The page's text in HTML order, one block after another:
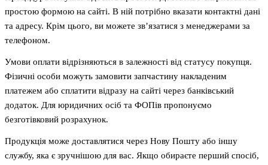
простою формою на сайті. В ній потрібно вказати контактні дані
та адресу. Крім цього, ви можете зв’язатися з менеджерами за
телефоном.
Умови оплати відрізняються в залежності від статусу покупця.
Фізичні особи можуть замовити запчастину накладеним
платежем або сплатити відразу на сайті через банківський
додаток. Для юридичних осіб та ФОПів пропонуємо
безготівковий розрахунок.
Продукція може доставлятися через Нову Пошту або іншу
службу, яка є зручнішою для вас. Якщо обираєте перший спосіб,